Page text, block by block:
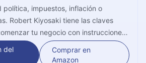
política, impuestos, inflación o
Robert Kiyosaki tiene las claves
tu negocio con instrucciones
Este es el mejor momento para
y así alcanzar la libertad
del
Comprar en
Amazon